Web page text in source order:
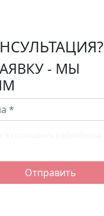
- МЫ
Отправить